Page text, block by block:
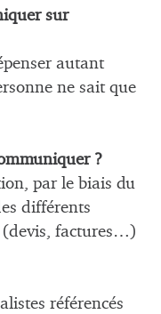
sur
autant
ne sait que
?
par le biais du
différents
(devis, factures…)
référencés